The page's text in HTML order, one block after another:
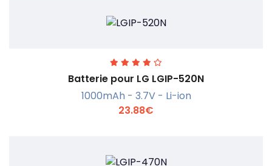
En savoir +
En savoir +
Batterie pour LG LGIP-520N
1000mAh - 3.7V - Li-ion
23.88€